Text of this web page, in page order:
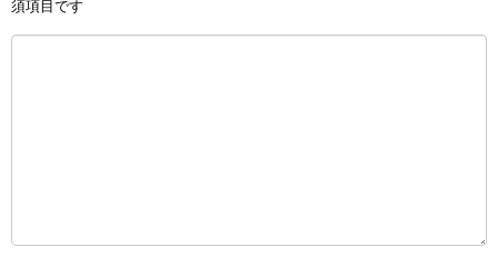
須項目です